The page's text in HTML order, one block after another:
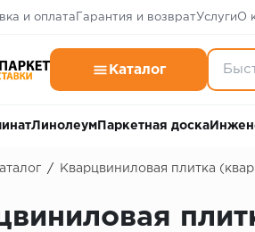
и оплата Гарантия и возвратУслугиО
Каталог
Линолеум Паркетная доска
/ Кварцвиниловая плитка